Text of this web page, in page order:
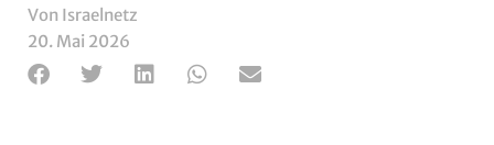
Von Israelnetz
20. Mai 2026